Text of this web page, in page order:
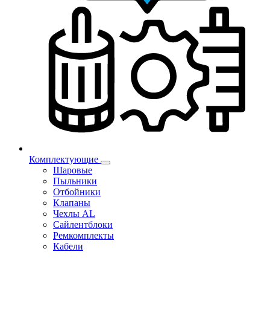
Комплектующие
Шаровые
Пыльники
Отбойники
Клапаны
Чехлы AL
Сайлентблоки
Ремкомплекты
Кабели